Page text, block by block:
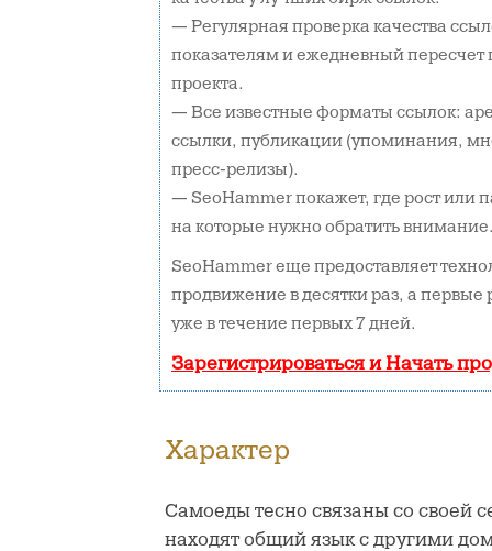
— Регулярная проверка качества
показателям и ежедневный пересчет
проекта.
— Все известные форматы ссылок:
ссылки, публикации (упоминания,
пресс-релизы).
— SeoHammer покажет, где рост или
на которые нужно обратить
SeoHammer еще предоставляет
продвижение в десятки раз, а первые
уже в течение первых 7 дней.
Зарегистрироваться и Начать
Характер
Самоеды тесно связаны со своей
находят общий язык с другими